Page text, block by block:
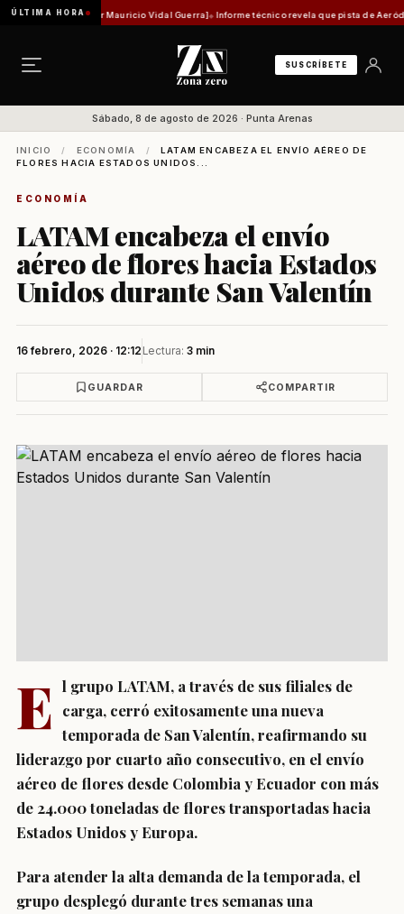
ÚLTIMA HORA
[Por Mauricio Vidal Guerra] Informe técnico revela que pista de Aeródromo
SUSCRÍBETE
Sábado, 8 de agosto de 2026 · Punta Arenas
INICIO / ECONOMÍA /
LATAM ENCABEZA EL ENVÍO AÉREO DE
FLORES HACIA ESTADOS UNIDOS...
ECONOMÍA
LATAM encabeza el envío
aéreo de flores hacia Estados
Unidos durante San Valentín
16 febrero, 2026 · 12:12 Lectura: 3 min
GUARDAR COMPARTIR
E l grupo LATAM, a través de sus filiales de
carga, cerró exitosamente una nueva
temporada de San Valentín, reafirmando su
liderazgo por cuarto año consecutivo, en el envío
aéreo de flores desde Colombia y Ecuador con más
de 24.000 toneladas de flores transportadas hacia
Estados Unidos y Europa.
Para atender la alta demanda de la temporada, el
grupo desplegó durante tres semanas una